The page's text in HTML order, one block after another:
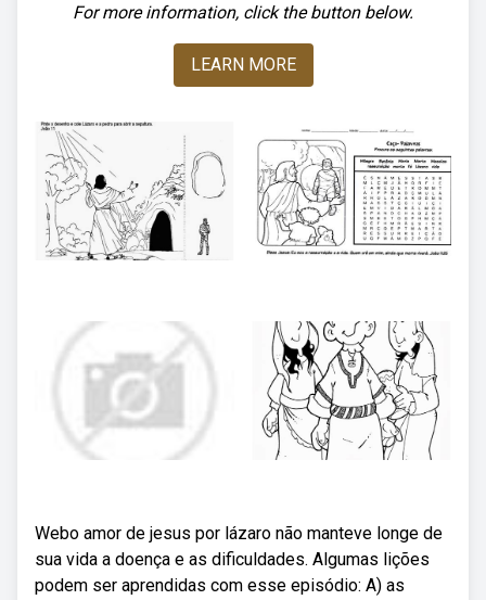
For more information, click the button below.
LEARN MORE
Webo amor de jesus por lázaro não manteve longe de
sua vida a doença e as dificuldades. Algumas lições
podem ser aprendidas com esse episódio: A) as